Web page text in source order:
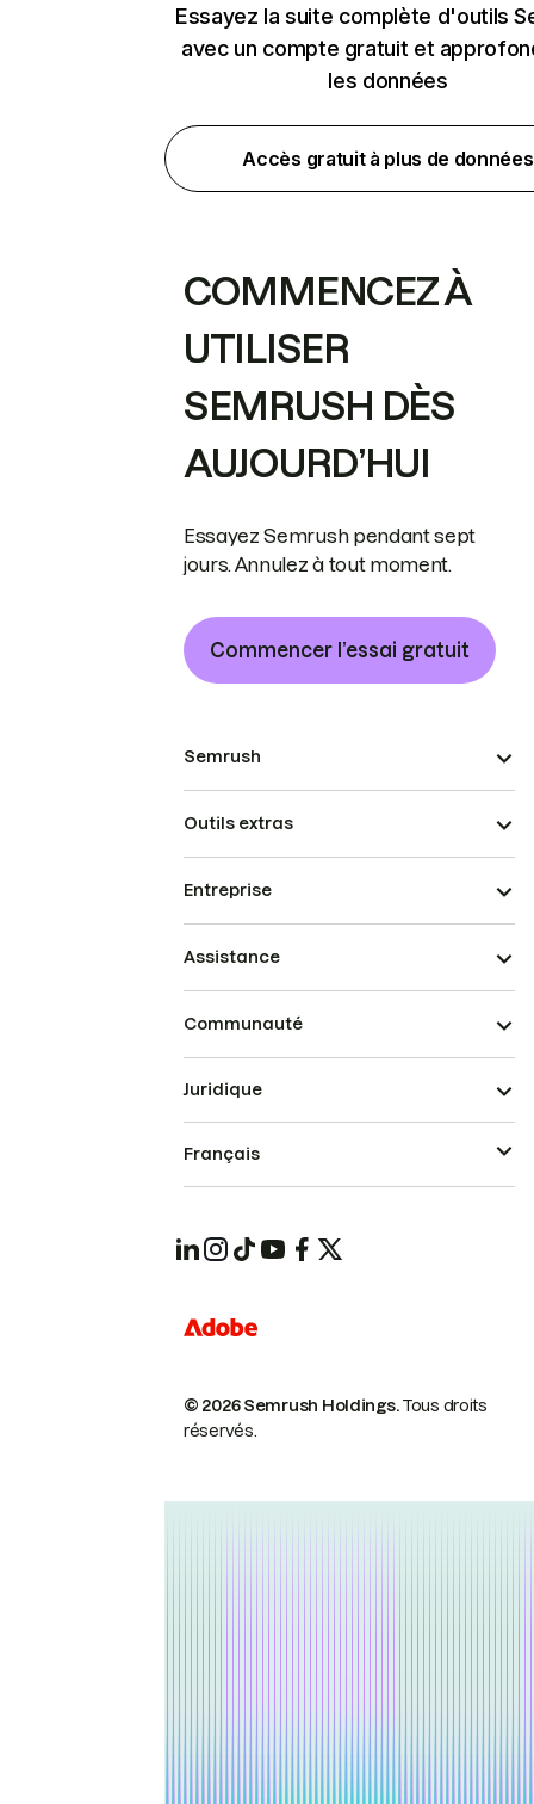
Essayez la suite complète d'outils
avec un compte gratuit et
les données
Accès gratuit à plus de données
COMMENCEZ À
UTILISER
SEMRUSH DÈS
AUJOURD’HUI
Essayez Semrush pendant sept
jours. Annulez à tout moment.
Commencer l’essai gratuit
Semrush
Outils extras
Entreprise
Assistance
Communauté
© 2026 Semrush Holdings.Tous droits
réservés.
Juridique
Français